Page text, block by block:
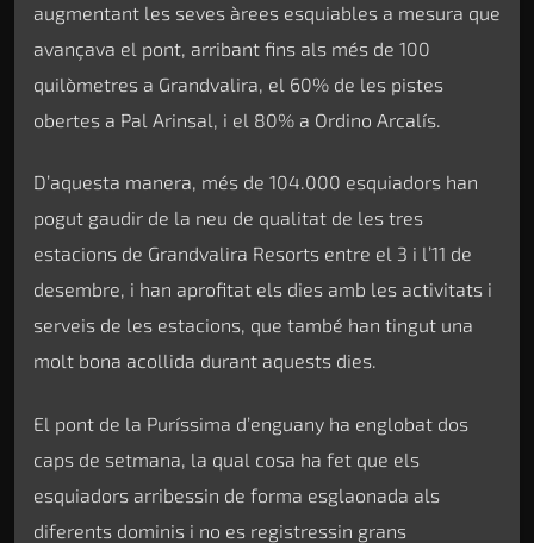
augmentant les seves àrees esquiables a mesura que
avançava el pont, arribant fins als més de 100
quilòmetres a Grandvalira, el 60% de les pistes
obertes a Pal Arinsal, i el 80% a Ordino Arcalís.
D’aquesta manera, més de 104.000 esquiadors han
pogut gaudir de la neu de qualitat de les tres
estacions de Grandvalira Resorts entre el 3 i l’11 de
desembre, i han aprofitat els dies amb les activitats i
serveis de les estacions, que també han tingut una
molt bona acollida durant aquests dies.
El pont de la Puríssima d’enguany ha englobat dos
caps de setmana, la qual cosa ha fet que els
esquiadors arribessin de forma esglaonada als
diferents dominis i no es registressin grans